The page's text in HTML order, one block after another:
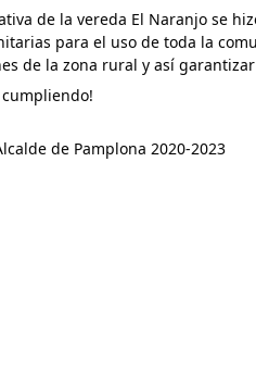
de la vereda El Naranjo se
para el uso de toda la
de la zona rural y así
cumpliendo!
de Pamplona 2020-2023